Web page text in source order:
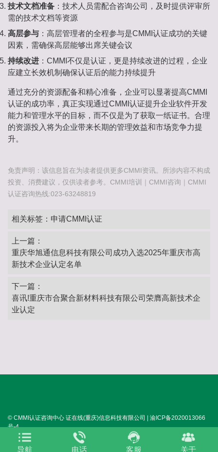
技术文档准备 ：技术人员需配合咨询公司，及时提供评审所
需的技术文档等资源
高层参与 ：高层管理者的全程参与是CMMI认证成功的关键
因素，需确保高层能够出席关键会议
持续改进 ：CMMI不仅是认证，更是持续改进的过程，企业
应建立长效机制确保认证后的能力持续提升
通过充分的资源配备和精心准备，企业可以显著提高CMMI
认证的成功率，真正实现通过CMMI认证提升企业软件开发
能力和管理水平的目标，而不仅是为了获取一纸证书。合理
的资源投入将为企业带来长期的管理效益和市场竞争力提
升。
免责声明：该信息旨在为读者提供更多CMMI资讯。所涉内容不构成
投资、消费建议，仅供读者参考。CMMI培训｜CMMI咨询｜CMMI
认证咨询热线:023-63248819
相关标签： 申请CMMI认证
上一篇：
重庆华旭通信息科技有限公司成功入选2025年重庆市高
新技术企业认定名单
下一篇：
喜讯!重庆市合聚合新材料科技有限公司荣膺高新技术企
业认定
© CMMI认证咨询中心 证在线(重庆)信息科技有限公司 | 渝ICP备2020013066
号-4
SITEMAP: TXT 关于我们
导航 电话 客服 关于